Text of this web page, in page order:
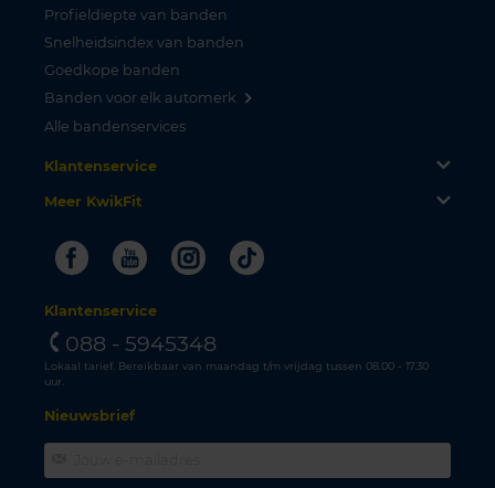
Profieldiepte van banden
Snelheidsindex van banden
Goedkope banden
Banden voor elk automerk
Alle bandenservices
Klantenservice
Meer KwikFit
FacebookYoutubeInstagram
Tiktok
Klantenservice
088 - 5945348
Lokaal tarief. Bereikbaar van maandag t/m vrijdag tussen 08.00 - 17.30
uur.
Nieuwsbrief